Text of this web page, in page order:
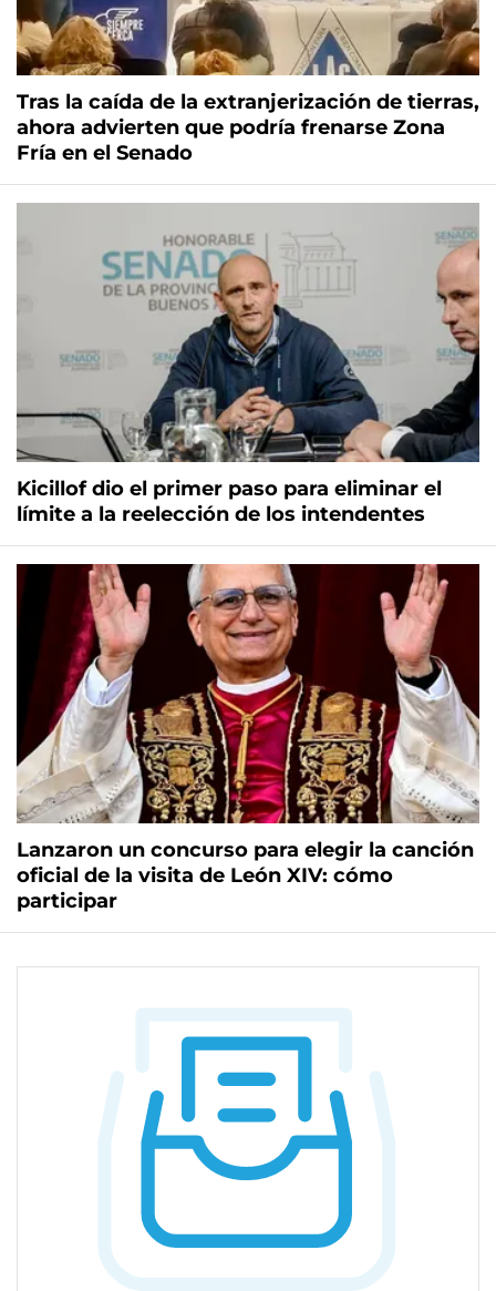
Tras la caída de la extranjerización de tierras,
ahora advierten que podría frenarse Zona
Fría en el Senado
Kicillof dio el primer paso para eliminar el
límite a la reelección de los intendentes
Lanzaron un concurso para elegir la canción
oficial de la visita de León XIV: cómo
participar